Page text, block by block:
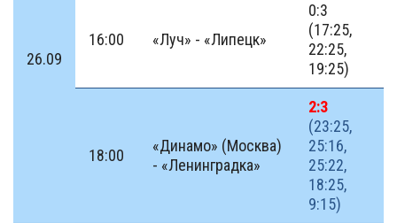
26.09
16:00 «Луч» - «Липецк»
0:3
(17:25,
22:25,
19:25)
18:00
«Динамо» (Москва)
- «Ленинградка»
2:3
(23:25,
25:16,
25:22,
18:25,
9:15)